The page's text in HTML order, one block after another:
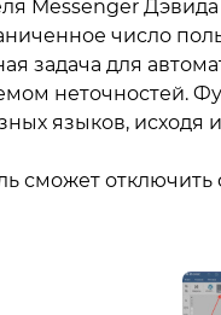
Messenger
число
задача для
неточностей.
языков, исходя
сможет